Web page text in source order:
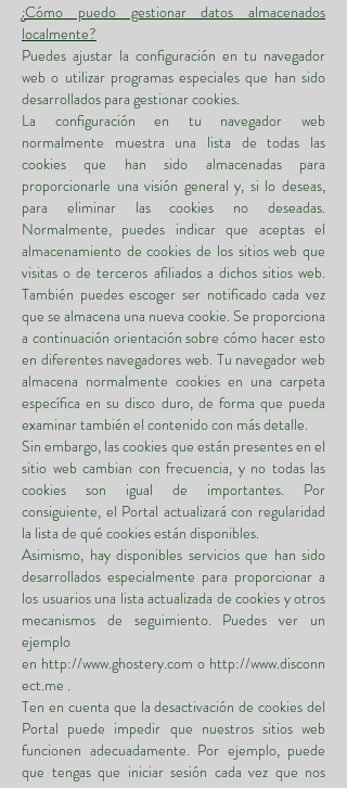
¿Cómo puedo gestionar datos almacenados
localmente?
Puedes ajustar la configuración en tu navegador
web o utilizar programas especiales que han sido
desarrollados para gestionar cookies.
La configuración en tu navegador web
normalmente muestra una lista de todas las
cookies que han sido almacenadas para
proporcionarle una visión general y, si lo deseas,
para eliminar las cookies no deseadas.
Normalmente, puedes indicar que aceptas el
almacenamiento de cookies de los sitios web que
visitas o de terceros afiliados a dichos sitios web.
También puedes escoger ser notificado cada vez
que se almacena una nueva cookie. Se proporciona
a continuación orientación sobre cómo hacer esto
en diferentes navegadores web. Tu navegador web
almacena normalmente cookies en una carpeta
específica en su disco duro, de forma que pueda
examinar también el contenido con más detalle.
Sin embargo, las cookies que están presentes en el
sitio web cambian con frecuencia, y no todas las
cookies son igual de importantes. Por
consiguiente, el Portal actualizará con regularidad
la lista de qué cookies están disponibles.
Asimismo, hay disponibles servicios que han sido
desarrollados especialmente para proporcionar a
los usuarios una lista actualizada de cookies y otros
mecanismos de seguimiento. Puedes ver un
ejemplo
en http://www.ghostery.com o http://www.disconn
ect.me .
Ten en cuenta que la desactivación de cookies del
Portal puede impedir que nuestros sitios web
funcionen adecuadamente. Por ejemplo, puede
que tengas que iniciar sesión cada vez que nos